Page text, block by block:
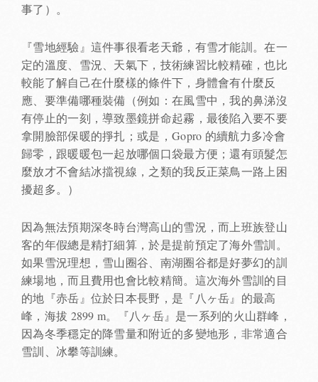
事了）。
『雪地經驗』這件事很看老天爺，有雪才能訓。在一
定的溫度、雪況、天氣下，技術練習比較精確，也比
較能了解自己在什麼樣的條件下，身體會有什麼反
應、要準備哪種裝備（例如：在風雪中，我的鼻涕沒
有停止的一刻，導致墨鏡拼命起霧，最後陷入要不要
拿開臉部保暖的掙扎；或是，Gopro 的續航力多冷會
歸零，跟暖暖包一起放哪個口袋最方便；還有頭髮怎
麼放才不會結冰擋視線，之類的我反正菜鳥一路上困
擾超多。）
因為無法預期深冬時台灣高山的雪況，而上班族登山
客的年假總是精打細算，於是提前預定了海外雪訓。
如果雪況理想，雪山圈谷、南湖圈谷都是好夢幻的訓
練場地，而且費用也會比較精簡。這次海外雪訓的目
的地『赤岳』位於日本長野，是『八ヶ岳』的最高
峰，海拔 2899 m。『八ヶ岳』是一系列的火山群峰，
因為冬季穩定的降雪量和附近的多變地形，非常適合
雪訓、冰攀等訓練。